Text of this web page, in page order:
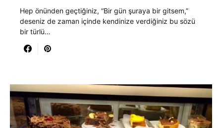
Hep önünden geçtiğiniz, “Bir gün şuraya bir gitsem,”
deseniz de zaman içinde kendinize verdiğiniz bu sözü
bir türlü…